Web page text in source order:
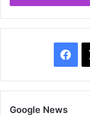
Google News